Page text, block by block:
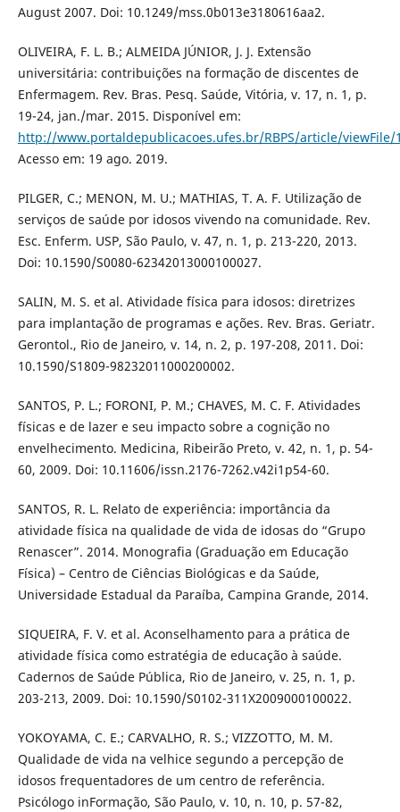
August 2007. Doi: 10.1249/mss.0b013e3180616aa2.
OLIVEIRA, F. L. B.; ALMEIDA JÚNIOR, J. J. Extensão
universitária: contribuições na formação de discentes de
Enfermagem. Rev. Bras. Pesq. Saúde, Vitória, v. 17, n. 1, p.
19-24, jan./mar. 2015. Disponível em:
http://www.portaldepublicacoes.ufes.br/RBPS/article/viewFile/
Acesso em: 19 ago. 2019.
PILGER, C.; MENON, M. U.; MATHIAS, T. A. F. Utilização de
serviços de saúde por idosos vivendo na comunidade. Rev.
Esc. Enferm. USP, São Paulo, v. 47, n. 1, p. 213-220, 2013.
Doi: 10.1590/S0080-62342013000100027.
SALIN, M. S. et al. Atividade física para idosos: diretrizes
para implantação de programas e ações. Rev. Bras. Geriatr.
Gerontol., Rio de Janeiro, v. 14, n. 2, p. 197-208, 2011. Doi:
10.1590/S1809-98232011000200002.
SANTOS, P. L.; FORONI, P. M.; CHAVES, M. C. F. Atividades
físicas e de lazer e seu impacto sobre a cognição no
envelhecimento. Medicina, Ribeirão Preto, v. 42, n. 1, p. 54-
60, 2009. Doi: 10.11606/issn.2176-7262.v42i1p54-60.
SANTOS, R. L. Relato de experiência: importância da
atividade física na qualidade de vida de idosas do “Grupo
Renascer”. 2014. Monografia (Graduação em Educação
Física) – Centro de Ciências Biológicas e da Saúde,
Universidade Estadual da Paraíba, Campina Grande, 2014.
SIQUEIRA, F. V. et al. Aconselhamento para a prática de
atividade física como estratégia de educação à saúde.
Cadernos de Saúde Pública, Rio de Janeiro, v. 25, n. 1, p.
203-213, 2009. Doi: 10.1590/S0102-311X2009000100022.
YOKOYAMA, C. E.; CARVALHO, R. S.; VIZZOTTO, M. M.
Qualidade de vida na velhice segundo a percepção de
idosos frequentadores de um centro de referência.
Psicólogo inFormação, São Paulo, v. 10, n. 10, p. 57-82,